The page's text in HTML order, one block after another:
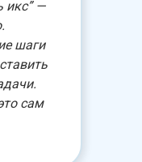
икс” —
шаги
сам